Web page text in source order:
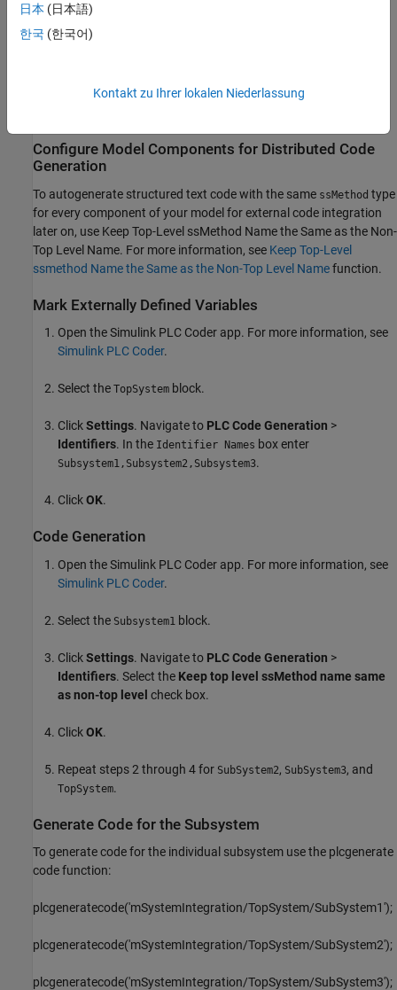
Configure Model Components for Distributed Code
Generation
To autogenerate structured text code with the same ssMethod type
for every component of your model for external code integration
later on, use Keep Top-Level ssMethod Name the Same as the Non-
Top Level Name. For more information, see Keep Top-Level
ssmethod Name the Same as the Non-Top Level Namefunction.
Mark Externally Defined Variables
Open the Simulink PLC Coder app. For more information, see
Simulink PLC Coder.
Select the TopSystem block.
ClickSettings. Navigate to PLC Code Generation >
Identifiers. In the Identifier Names box enter
Subsystem1,Subsystem2,Subsystem3.
ClickOK.
Code Generation
Open the Simulink PLC Coder app. For more information, see
Simulink PLC Coder.
Select the Subsystem1 block.
ClickSettings. Navigate to PLC Code Generation >
Identifiers. Select the Keep top level ssMethod name same
as non-top level check box.
ClickOK.
Repeat steps 2 through 4 for SubSystem2, SubSystem3, and
TopSystem.
Generate Code for the Subsystem
To generate code for the individual subsystem use the plcgenerate
code function:
plcgeneratecode('mSystemIntegration/TopSystem/SubSystem1');
plcgeneratecode('mSystemIntegration/TopSystem/SubSystem2');
plcgeneratecode('mSystemIntegration/TopSystem/SubSystem3');
日本 (日本語)
한국 (한국어)
Kontakt zu Ihrer lokalen Niederlassung